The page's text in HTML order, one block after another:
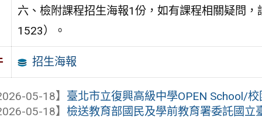
六、檢附課程招生海報1份，如有課程相關疑問
1523）。
招生海報
05-18】 臺北市立復興高級中學OPEN School/
05-18】檢送教育部國民及學前教育署委託國立